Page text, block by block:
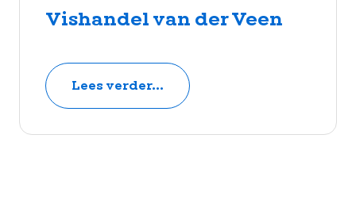
Vishandel van der Veen
Lees verder...